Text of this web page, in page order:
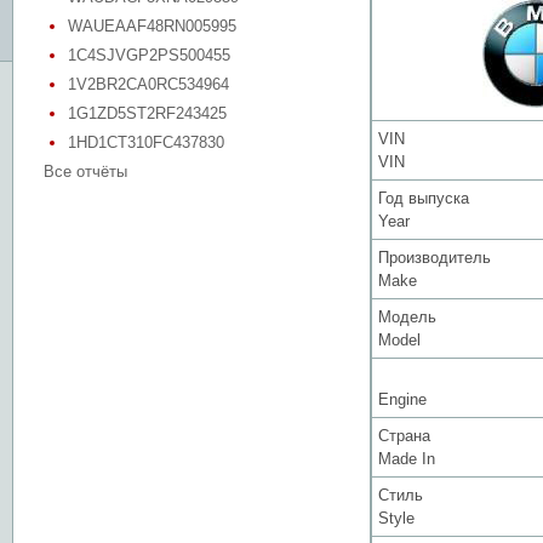
WAUEAAF48RN005995
1C4SJVGP2PS500455
1V2BR2CA0RC534964
1G1ZD5ST2RF243425
1HD1CT310FC437830
Все отчёты
VIN
VIN
Год выпуска
Year
Производитель
Make
Модель
Model
Engine
Страна
Made In
Стиль
Style